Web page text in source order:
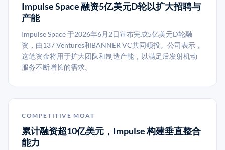
Impulse Space 融资5亿美元D轮以扩大招聘与
产能
Impulse Space 于2026年6月2日宣布完成5亿美元D轮融
资，由137 Ventures和BANNER VC共同领投。公司表示，
这笔资金将用于扩大团队和制造产能，以满足后发射机动
服务不断增长的需求。
COMPETITIVE MOAT
累计融资超10亿美元，Impulse 构建垂直整合
能力